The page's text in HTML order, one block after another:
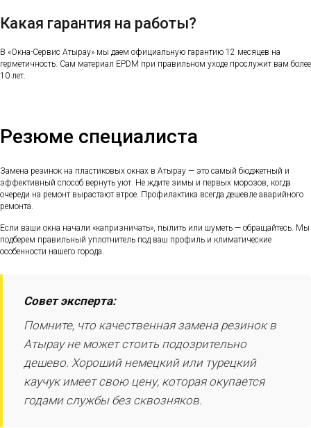
Какая гарантия на работы?
В «Окна-Сервис Атырау» мы даем официальную гарантию 12 месяцев на
герметичность. Сам материал EPDM при правильном уходе прослужит вам более
10 лет.
Резюме специалиста
Замена резинок на пластиковых окнах в Атырау — это самый бюджетный и
эффективный способ вернуть уют. Не ждите зимы и первых морозов, когда
очереди на ремонт вырастают втрое. Профилактика всегда дешевле аварийного
ремонта.
Если ваши окна начали «капризничать», пылить или шуметь — обращайтесь. Мы
подберем правильный уплотнитель под ваш профиль и климатические
особенности нашего города.
Совет эксперта:
Помните, что качественная замена резинок в
Атырау не может стоить подозрительно
дешево. Хороший немецкий или турецкий
каучук имеет свою цену, которая окупается
годами службы без сквозняков.